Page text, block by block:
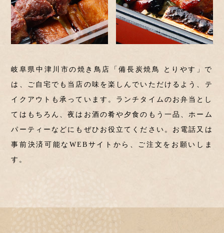
岐阜県中津川市の焼き鳥店「備長炭焼鳥 とりやす」で
は、
ご自宅でも当店の味を楽しんでいただけるよう、 テ
イクアウトも承っています。ランチタイムのお弁当とし
ては もちろん、夜はお酒の肴や夕食のもう一品、ホーム
パーティー などにもぜひお役立てください。お電話又は
事前決済可能な WEBサイトから、ご注文をお願いしま
す。